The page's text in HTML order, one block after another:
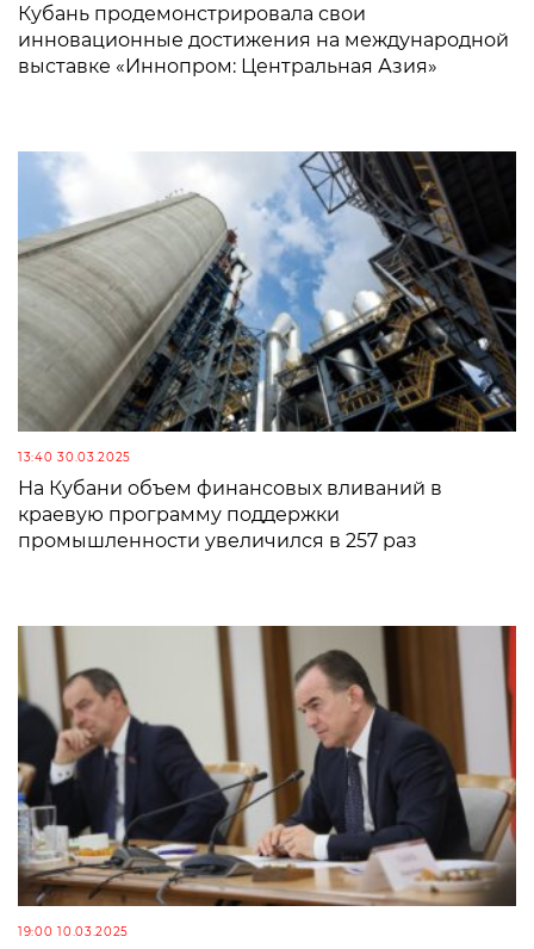
Кубань продемонстрировала свои
инновационные достижения на международной
выставке «Иннопром: Центральная Азия»
13:40 30.03.2025
На Кубани объем финансовых вливаний в
краевую программу поддержки
промышленности увеличился в 257 раз
19:00 10.03.2025